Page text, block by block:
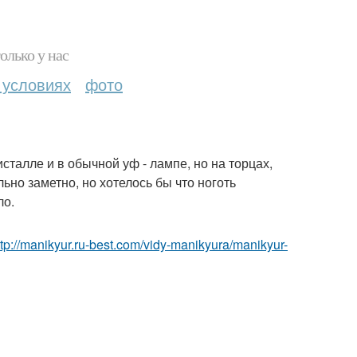
у нас
фото
и в обычной уф - лампе, но на торцах,
заметно, но хотелось бы что ноготь
manikyur.ru-best.com/vidy-manikyura/manikyur-